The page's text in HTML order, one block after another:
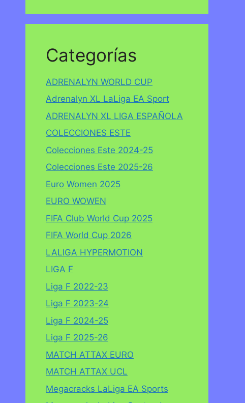
Categorías
ADRENALYN WORLD CUP
Adrenalyn XL LaLiga EA Sport
ADRENALYN XL LIGA ESPAÑOLA
COLECCIONES ESTE
Colecciones Este 2024-25
Colecciones Este 2025-26
Euro Women 2025
EURO WOWEN
FIFA Club World Cup 2025
FIFA World Cup 2026
LALIGA HYPERMOTION
LIGA F
Liga F 2022-23
Liga F 2023-24
Liga F 2024-25
Liga F 2025-26
MATCH ATTAX EURO
MATCH ATTAX UCL
Megacracks LaLiga EA Sports